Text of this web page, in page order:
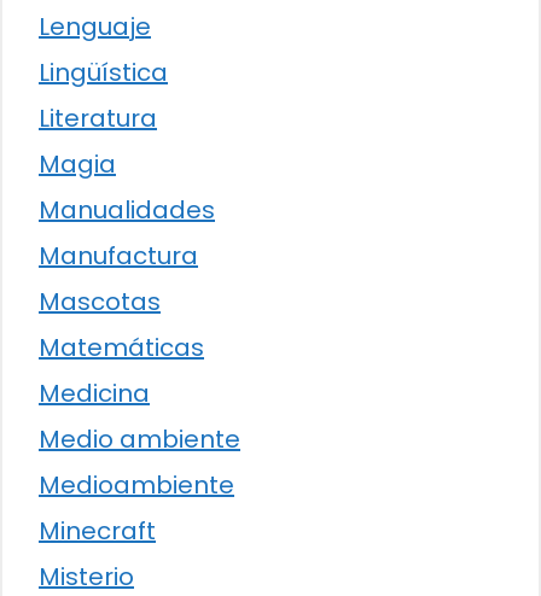
Lenguaje
Lingüística
Literatura
Magia
Manualidades
Manufactura
Mascotas
Matemáticas
Medicina
Medio ambiente
Medioambiente
Minecraft
Misterio